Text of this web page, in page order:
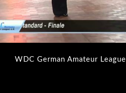
WDC German Amateur League